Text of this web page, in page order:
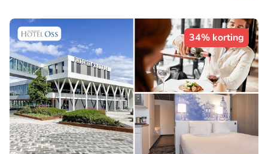
34% korting